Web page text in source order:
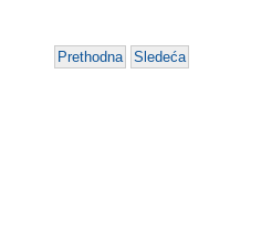
Prethodna Sledeća